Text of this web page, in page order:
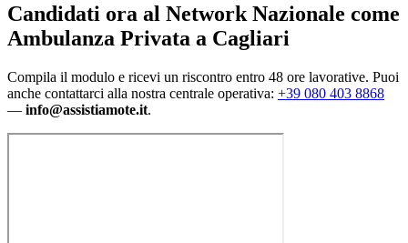
Candidati ora al Network Nazionale come
Ambulanza Privata a Cagliari
Compila il modulo e ricevi un riscontro entro 48 ore lavorative. Puoi
anche contattarci alla nostra centrale operativa: +39 080 403 8868
— info@assistiamote.it.